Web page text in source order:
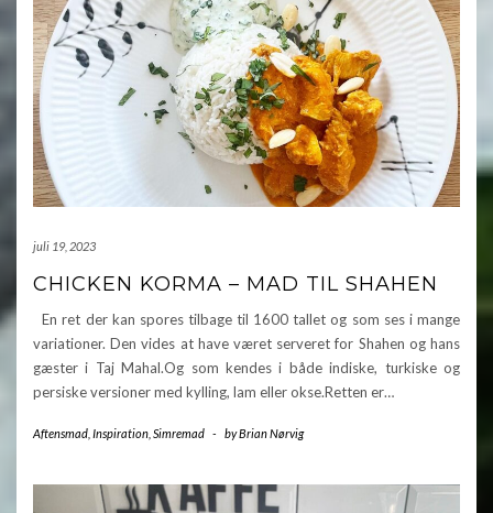
juli 19, 2023
CHICKEN KORMA – MAD TIL SHAHEN
En ret der kan spores tilbage til 1600 tallet og som ses i mange
variationer. Den vides at have været serveret for Shahen og hans
gæster i Taj Mahal.Og som kendes i både indiske, turkiske og
persiske versioner med kylling, lam eller okse.Retten er…
Aftensmad Inspiration Simremad - byBrian Nørvig